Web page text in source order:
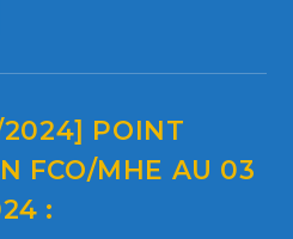
POINT
FCO/MHE AU 03
: